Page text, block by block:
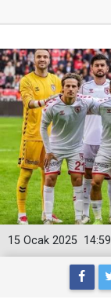
14:59
15 Ocak 2025